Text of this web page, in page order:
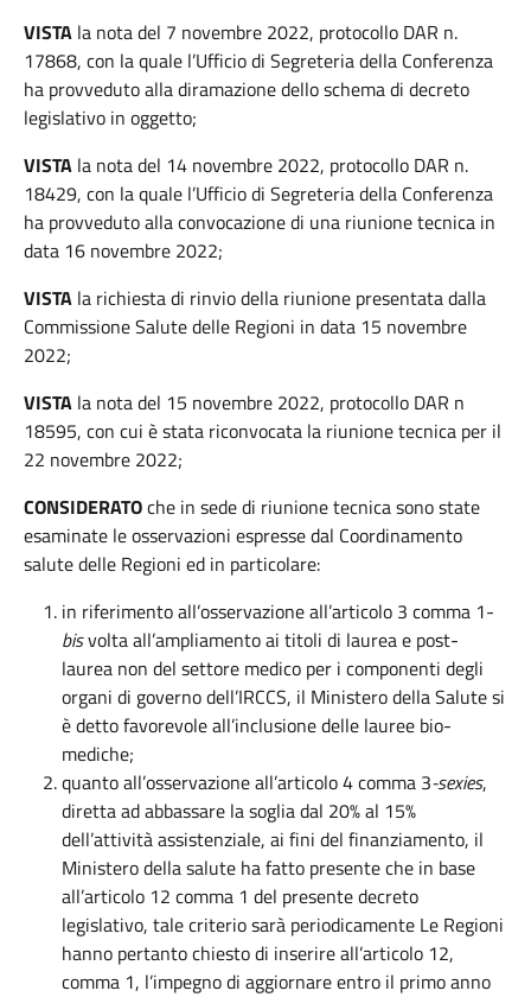
VISTA la nota del 7 novembre 2022, protocollo DAR n.
17868, con la quale l’Ufficio di Segreteria della Conferenza
ha provveduto alla diramazione dello schema di decreto
legislativo in oggetto;
VISTA la nota del 14 novembre 2022, protocollo DAR n.
18429, con la quale l’Ufficio di Segreteria della Conferenza
ha provveduto alla convocazione di una riunione tecnica in
data 16 novembre 2022;
VISTA la richiesta di rinvio della riunione presentata dalla
Commissione Salute delle Regioni in data 15 novembre
2022;
VISTA la nota del 15 novembre 2022, protocollo DAR n
18595, con cui è stata riconvocata la riunione tecnica per il
22 novembre 2022;
CONSIDERATOche in sede di riunione tecnica sono state
esaminate le osservazioni espresse dal Coordinamento
salute delle Regioni ed in particolare:
in riferimento all’osservazione all’articolo 3 comma 1-
bisvolta all’ampliamento ai titoli di laurea e post-
laurea non del settore medico per i componenti degli
organi di governo dell’IRCCS, il Ministero della Salute si
è detto favorevole all’inclusione delle lauree bio-
mediche;
quanto all’osservazione all’articolo 4 comma 3-sexies,
diretta ad abbassare la soglia dal 20% al 15%
dell’attività assistenziale, ai fini del finanziamento, il
Ministero della salute ha fatto presente che in base
all’articolo 12 comma 1 del presente decreto
legislativo, tale criterio sarà periodicamente Le Regioni
hanno pertanto chiesto di inserire all’articolo 12,
comma 1, l’impegno di aggiornare entro il primo anno